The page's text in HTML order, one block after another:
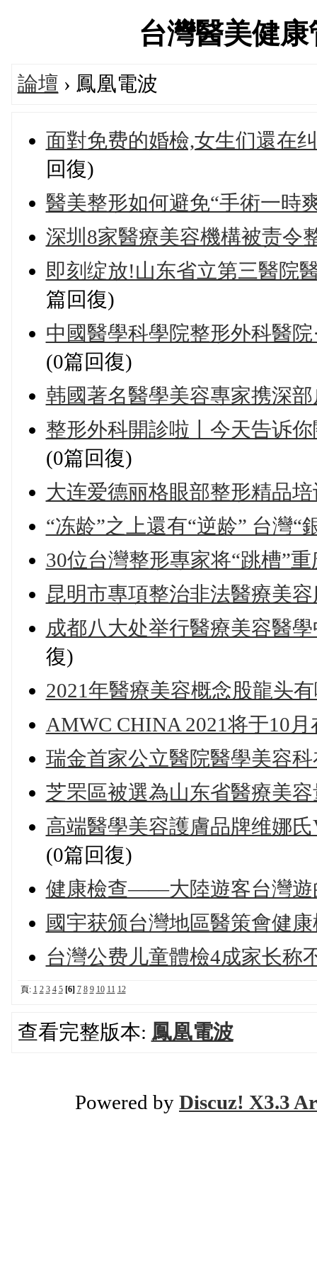
台灣醫美健
論壇 › 鳳凰電波
面對免费的婚檢,女生们還在
回復)
醫美整形如何避免“手術一時
深圳8家醫療美容機構被责令
即刻绽放!山东省立第三醫院
篇回復)
中國醫學科學院整形外科醫
(0篇回復)
韩國著名醫學美容專家携深
整形外科開診啦丨今天告诉
(0篇回復)
大连爱德丽格眼部整形精品
“冻龄”之上還有“逆龄” 台灣“
30位台灣整形專家将“跳槽”
昆明市專項整治非法醫療美
成都八大处举行醫療美容醫
復)
2021年醫療美容概念股龍头
AMWC CHINA 2021将于10
瑞金首家公立醫院醫學美容
芝罘區被選為山东省醫療美
高端醫學美容護膚品牌维娜
(0篇回復)
健康檢查——大陸遊客台灣遊
國宇获颁台灣地區醫策會健
台灣公费儿童體檢4成家长称
頁: 1 2 3 4 5 [6] 7 8 9 10 11 12
查看完整版本: 鳳凰電波
Powered by Discuz! X3.3